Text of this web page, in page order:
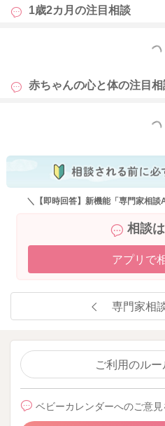
ひーままさんに甘えて、ぐずって
なんでも思いのままにはいかな
教えてあげる必要も出てきます。
お子さんの気持ちを代弁してあ
「あ〜！、これ欲しいよね〜！
せん。
ともないかなと思います。
それでもダメな時はダメだった
は、どうしても譲れないので、
1歳2カ月の注目相談
もっと
赤ちゃんの心と体の注目相
もっと
＼【即時回答】新機能「専門家相
相談
アプリで
専門家相
ご利用のル
ベビーカレンダーへのご意